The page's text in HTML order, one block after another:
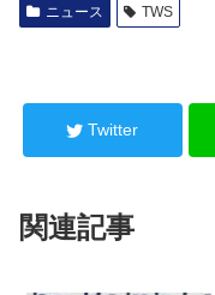
ニュース TWS
Twitter
関連記事